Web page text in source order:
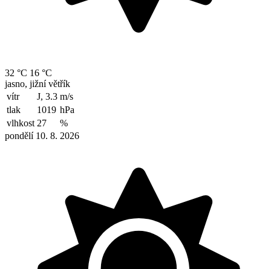
32 °C 16 °C
jasno, jižní větřík
vítr
J, 3.3 m/s
tlak
1019 hPa
vlhkost 27
%
pondělí 10. 8. 2026